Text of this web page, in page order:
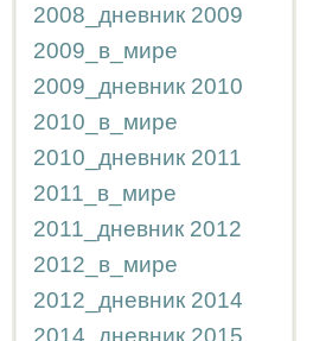
2008_дневник 2009
2009_в_мире
2009_дневник 2010
2010_в_мире
2010_дневник 2011
2011_в_мире
2011_дневник 2012
2012_в_мире
2012_дневник 2014
2014_дневник 2015